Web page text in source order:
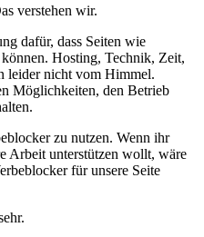
verstehen wir.
dafür, dass Seiten wie
Hosting, Technik, Zeit,
leider nicht vom Himmel.
Möglichkeiten, den Betrieb
zu nutzen. Wenn ihr
Arbeit unterstützen wollt, wäre
für unsere Seite